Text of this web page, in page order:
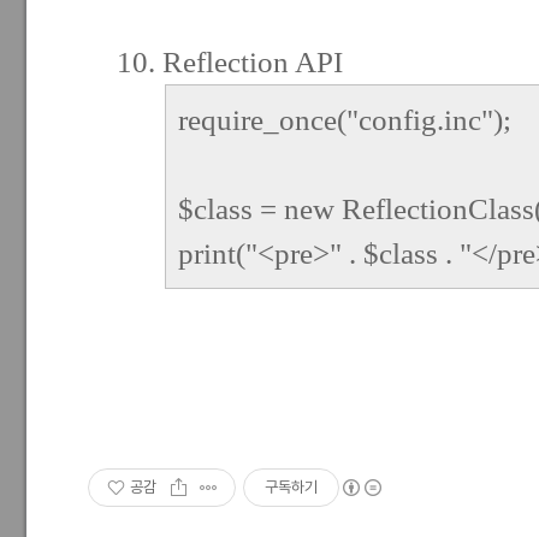
10. Reflection API
require_once("config.inc");
$class = new
print("<pre>" . $class . "</
공감 구독하기